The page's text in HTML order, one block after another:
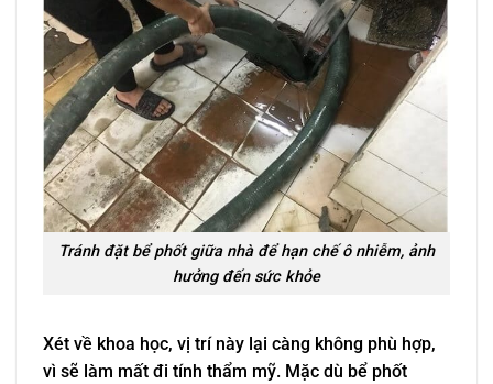
Tránh đặt bể phốt giữa nhà để hạn chế ô nhiễm, ảnh
hưởng đến sức khỏe
Xét về khoa học, vị trí này lại càng không phù hợp,
vì sẽ làm mất đi tính thẩm mỹ. Mặc dù bể phốt